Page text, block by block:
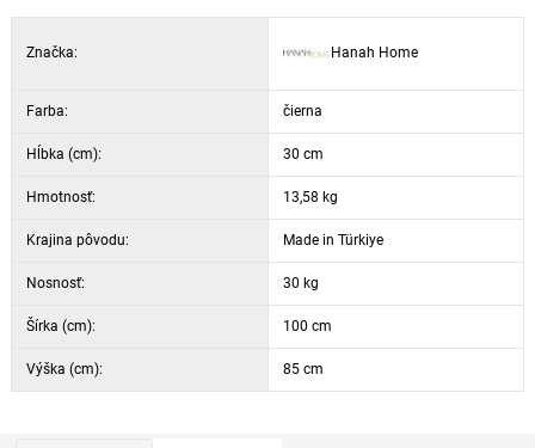
farba: čierna
Značka: Hanah Home
Farba: čierna
Hĺbka (cm): 30 cm
Hmotnosť: 13,58 kg
Krajina pôvodu: Made in Türkiye
Nosnosť: 30 kg
Šírka (cm): 100 cm
Výška (cm): 85 cm